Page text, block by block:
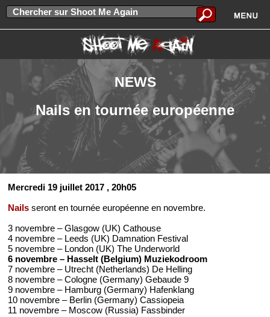
NEWS
Nails en tournée européenne
Mercredi 19 juillet 2017 , 20h05
Nails seront en tournée européenne en novembre.
3 novembre – Glasgow (UK) Cathouse
4 novembre – Leeds (UK) Damnation Festival
5 novembre – London (UK) The Underworld
6 novembre – Hasselt (Belgium) Muziekodroom
7 novembre – Utrecht (Netherlands) De Helling
8 novembre – Cologne (Germany) Gebaude 9
9 novembre – Hamburg (Germany) Hafenklang
10 novembre – Berlin (Germany) Cassiopeia
11 novembre – Moscow (Russia) Fassbinder